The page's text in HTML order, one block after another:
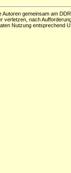
Autoren gemeinsam am
verletzen, nach
Nutzung entsprechend